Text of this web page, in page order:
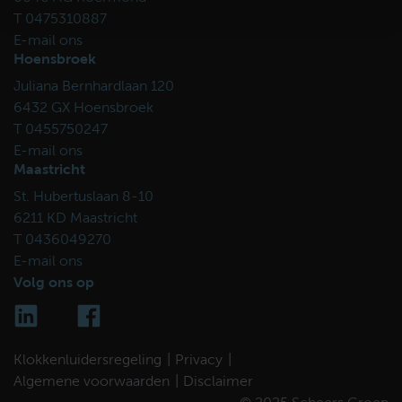
T 0475310887
E-mail ons
Hoensbroek
Juliana Bernhardlaan 120
6432 GX Hoensbroek
T 0455750247
E-mail ons
Maastricht
St. Hubertuslaan 8-10
6211 KD Maastricht
T 0436049270
E-mail ons
Volg ons op
Klokkenluidersregeling
Privacy
Algemene voorwaarden
Disclaimer